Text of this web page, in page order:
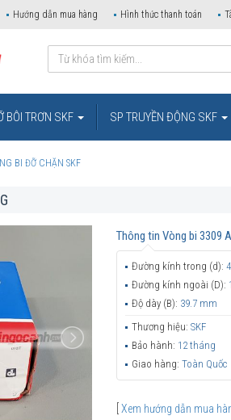
Hướng dẫn mua hàng Hình thức thanh toán
BÔI TRƠN SKF SP TRUYỀN ĐỘNG SKF
BI ĐỠ CHẶN SKF
Thông tin Vòng bi 3309
Đường kính trong (d):
Đường kính ngoài (D):
Độ dày (B): 39.7 mm
Thương hiệu: SKF
Bảo hành: 12 tháng
Giao hàng: Toàn Quốc
Xem hướng dẫn mua